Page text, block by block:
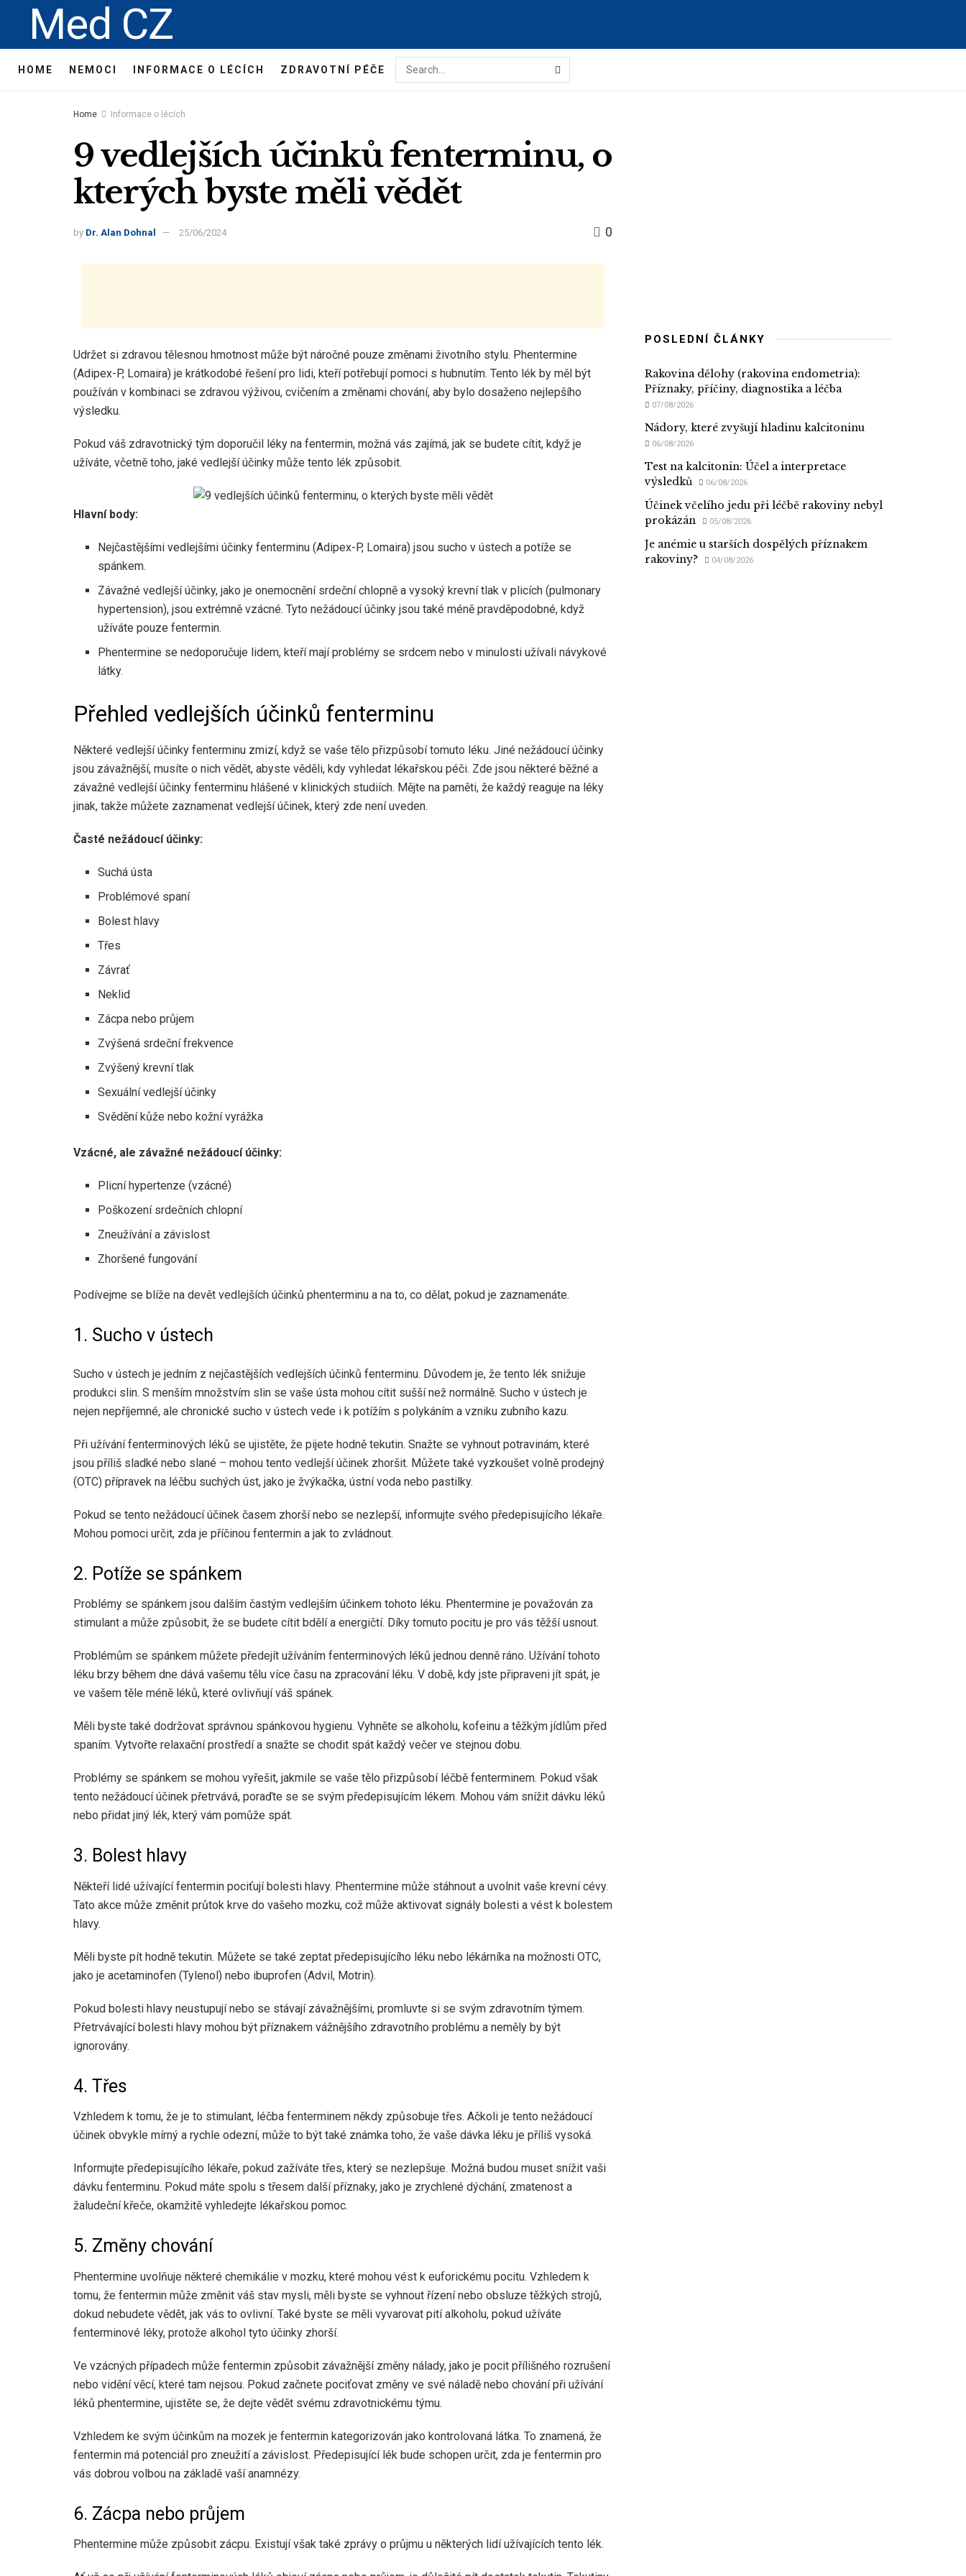
Med CZ
HOME NEMOCI INFORMACE O LÉCÍCH ZDRAVOTNÍ PÉČE
Home Informace o lécích
9 vedlejších účinků fenterminu, o
kterých byste měli vědět
by Dr. Alan Dohnal 25/06/2024 0
Udržet si zdravou tělesnou hmotnost může být náročné pouze změnami životního stylu. Phentermine
(Adipex-P, Lomaira) je krátkodobé řešení pro lidi, kteří potřebují pomoci s hubnutím. Tento lék by měl být
používán v kombinaci se zdravou výživou, cvičením a změnami chování, aby bylo dosaženo nejlepšího
výsledku.
Pokud váš zdravotnický tým doporučil léky na fentermin, možná vás zajímá, jak se budete cítit, když je
užíváte, včetně toho, jaké vedlejší účinky může tento lék způsobit.
Hlavní body:
Nejčastějšími vedlejšími účinky fenterminu (Adipex-P, Lomaira) jsou sucho v ústech a potíže se
spánkem.
Závažné vedlejší účinky, jako je onemocnění srdeční chlopně a vysoký krevní tlak v plicích (pulmonary
hypertension), jsou extrémně vzácné. Tyto nežádoucí účinky jsou také méně pravděpodobné, když
užíváte pouze fentermin.
Phentermine se nedoporučuje lidem, kteří mají problémy se srdcem nebo v minulosti užívali návykové
látky.
Přehled vedlejších účinků fenterminu
Některé vedlejší účinky fenterminu zmizí, když se vaše tělo přizpůsobí tomuto léku. Jiné nežádoucí účinky
jsou závažnější, musíte o nich vědět, abyste věděli, kdy vyhledat lékařskou péči. Zde jsou některé běžné a
závažné vedlejší účinky fenterminu hlášené v klinických studiích. Mějte na paměti, že každý reaguje na léky
jinak, takže můžete zaznamenat vedlejší účinek, který zde není uveden.
Časté nežádoucí účinky:
Suchá ústa
Problémové spaní
Bolest hlavy
Třes
Závrať
Neklid
Zácpa nebo průjem
Zvýšená srdeční frekvence
Zvýšený krevní tlak
Sexuální vedlejší účinky
Svědění kůže nebo kožní vyrážka
Vzácné, ale závažné nežádoucí účinky:
Plicní hypertenze (vzácné)
Poškození srdečních chlopní
Zneužívání a závislost
Zhoršené fungování
Podívejme se blíže na devět vedlejších účinků phenterminu a na to, co dělat, pokud je zaznamenáte.
1. Sucho v ústech
Sucho v ústech je jedním z nejčastějších vedlejších účinků fenterminu. Důvodem je, že tento lék snižuje
produkci slin. S menším množstvím slin se vaše ústa mohou cítit sušší než normálně. Sucho v ústech je
nejen nepříjemné, ale chronické sucho v ústech vede i k potížím s polykáním a vzniku zubního kazu.
Při užívání fenterminových léků se ujistěte, že pijete hodně tekutin. Snažte se vyhnout potravinám, které
jsou příliš sladké nebo slané – mohou tento vedlejší účinek zhoršit. Můžete také vyzkoušet volně prodejný
(OTC) přípravek na léčbu suchých úst, jako je žvýkačka, ústní voda nebo pastilky.
Pokud se tento nežádoucí účinek časem zhorší nebo se nezlepší, informujte svého předepisujícího lékaře.
Mohou pomoci určit, zda je příčinou fentermin a jak to zvládnout.
2. Potíže se spánkem
Problémy se spánkem jsou dalším častým vedlejším účinkem tohoto léku. Phentermine je považován za
stimulant a může způsobit, že se budete cítit bdělí a energičtí. Díky tomuto pocitu je pro vás těžší usnout.
Problémům se spánkem můžete předejít užíváním fenterminových léků jednou denně ráno. Užívání tohoto
léku brzy během dne dává vašemu tělu více času na zpracování léku. V době, kdy jste připraveni jít spát, je
ve vašem těle méně léků, které ovlivňují váš spánek.
Měli byste také dodržovat správnou spánkovou hygienu. Vyhněte se alkoholu, kofeinu a těžkým jídlům před
spaním. Vytvořte relaxační prostředí a snažte se chodit spát každý večer ve stejnou dobu.
Problémy se spánkem se mohou vyřešit, jakmile se vaše tělo přizpůsobí léčbě fenterminem. Pokud však
tento nežádoucí účinek přetrvává, poraďte se se svým předepisujícím lékem. Mohou vám snížit dávku léků
nebo přidat jiný lék, který vám pomůže spát.
3. Bolest hlavy
Někteří lidé užívající fentermin pociťují bolesti hlavy. Phentermine může stáhnout a uvolnit vaše krevní cévy.
Tato akce může změnit průtok krve do vašeho mozku, což může aktivovat signály bolesti a vést k bolestem
hlavy.
Měli byste pít hodně tekutin. Můžete se také zeptat předepisujícího léku nebo lékárníka na možnosti OTC,
jako je acetaminofen (Tylenol) nebo ibuprofen (Advil, Motrin).
Pokud bolesti hlavy neustupují nebo se stávají závažnějšími, promluvte si se svým zdravotním týmem.
Přetrvávající bolesti hlavy mohou být příznakem vážnějšího zdravotního problému a neměly by být
ignorovány.
4. Třes
Vzhledem k tomu, že je to stimulant, léčba fenterminem někdy způsobuje třes. Ačkoli je tento nežádoucí
účinek obvykle mírný a rychle odezní, může to být také známka toho, že vaše dávka léku je příliš vysoká.
Informujte předepisujícího lékaře, pokud zažíváte třes, který se nezlepšuje. Možná budou muset snížit vaši
dávku fenterminu. Pokud máte spolu s třesem další příznaky, jako je zrychlené dýchání, zmatenost a
žaludeční křeče, okamžitě vyhledejte lékařskou pomoc.
5. Změny chování
Phentermine uvolňuje některé chemikálie v mozku, které mohou vést k euforickému pocitu. Vzhledem k
tomu, že fentermin může změnit váš stav mysli, měli byste se vyhnout řízení nebo obsluze těžkých strojů,
dokud nebudete vědět, jak vás to ovlivní. Také byste se měli vyvarovat pití alkoholu, pokud užíváte
fenterminové léky, protože alkohol tyto účinky zhorší.
Ve vzácných případech může fentermin způsobit závažnější změny nálady, jako je pocit přílišného rozrušení
nebo vidění věcí, které tam nejsou. Pokud začnete pociťovat změny ve své náladě nebo chování při užívání
léků phentermine, ujistěte se, že dejte vědět svému zdravotnickému týmu.
Vzhledem ke svým účinkům na mozek je fentermin kategorizován jako kontrolovaná látka. To znamená, že
fentermin má potenciál pro zneužití a závislost. Předepisující lék bude schopen určit, zda je fentermin pro
vás dobrou volbou na základě vaší anamnézy.
6. Zácpa nebo průjem
Phentermine může způsobit zácpu. Existují však také zprávy o průjmu u některých lidí užívajících tento lék.
POSLEDNÍ ČLÁNKY
Rakovina dělohy (rakovina endometria):
Příznaky, příčiny, diagnostika a léčba
07/08/2026
Nádory, které zvyšují hladinu kalcitoninu
06/08/2026
Test na kalcitonin: Účel a interpretace
výsledků
06/08/2026
Účinek včelího jedu při léčbě rakoviny nebyl
prokázán
05/08/2026
Je anémie u starších dospělých příznakem
rakoviny?
04/08/2026